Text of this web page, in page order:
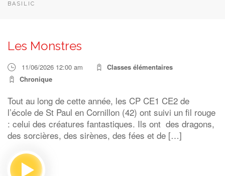
RECHERCHER
BASILIC
Les Monstres
11/06/2026 12:00 am
Classes élémentaires
Chronique
Tout au long de cette année, les CP CE1 CE2 de
l’école de St Paul en Cornillon (42) ont suivi un fil rouge
: celui des créatures fantastiques. Ils ont des dragons,
des sorcières, des sirènes, des fées et de […]